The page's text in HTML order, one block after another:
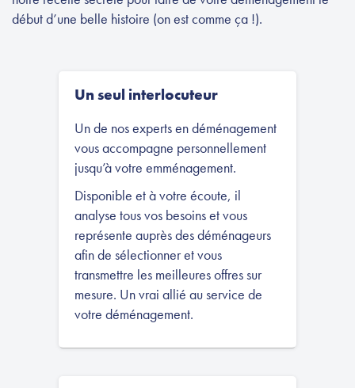
début d’une belle histoire (on est comme ça !).
Un seul interlocuteur
Un de nos experts en déménagement
vous accompagne personnellement
jusqu’à votre emménagement.
Disponible et à votre écoute, il
analyse tous vos besoins et vous
représente auprès des déménageurs
afin de sélectionner et vous
transmettre les meilleures offres sur
mesure. Un vrai allié au service de
votre déménagement.